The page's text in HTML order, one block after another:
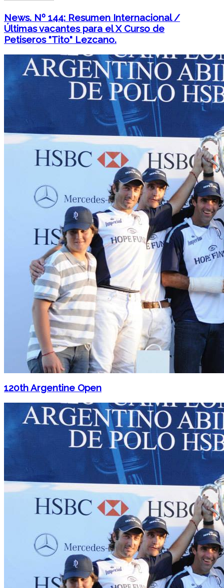
News. Nº 144: Resumen Internacional /
Últimas vacantes para el X Curso de
Petiseros "Tito" Lezcano.
120th Argentine Open